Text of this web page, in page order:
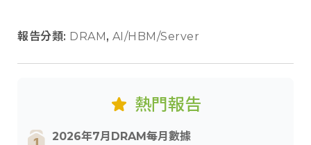
報告分類: DRAM, AI/HBM/Server
熱門報告
2026年7月DRAM每月數據